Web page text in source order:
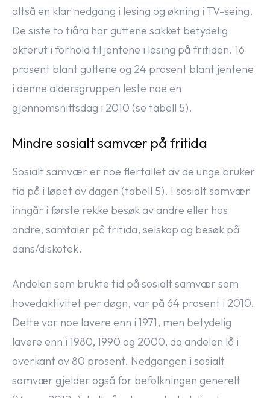
altså en klar nedgang i lesing og økning i TV-seing.
De siste to tiåra har guttene sakket betydelig
akterut i forhold til jentene i lesing på fritiden. 16
prosent blant guttene og 24 prosent blant jentene
i denne aldersgruppen leste noe en
gjennomsnittsdag i 2010 (se tabell 5).
Mindre sosialt samvær på fritida
Sosialt samvær er noe flertallet av de unge bruker
tid på i løpet av dagen (tabell 5). I sosialt samvær
inngår i første rekke besøk av andre eller hos
andre, samtaler på fritida, selskap og besøk på
dans/diskotek.
Andelen som brukte tid på sosialt samvær som
hovedaktivitet per døgn, var på 64 prosent i 2010.
Dette var noe lavere enn i 1971, men betydelig
lavere enn i 1980, 1990 og 2000, da andelen lå i
overkant av 80 prosent. Nedgangen i sosialt
samvær gjelder også for befolkningen generelt